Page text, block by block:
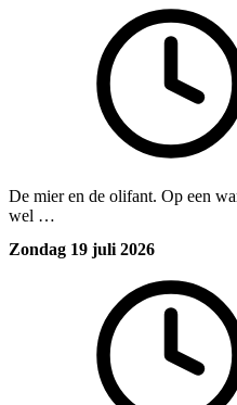
De mier en de olifant. Op een
wel …
Zondag 19 juli 2026